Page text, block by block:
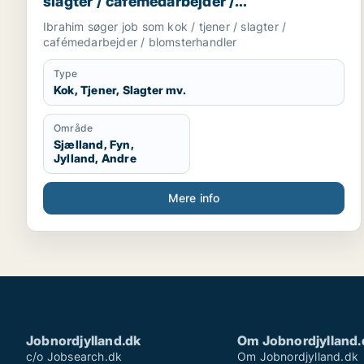
blomsterhandler
Ibrahim søger job som kok / tjener / slagter /
cafémedarbejder / blomsterhandler
Type
Kok, Tjener, Slagter mv.
Område
Sjælland, Fyn,
Jylland, Andre
Mere info
Jobnordjylland.dk
c/o Jobsearch.dk
Om
Om Jobnordjylland.dk